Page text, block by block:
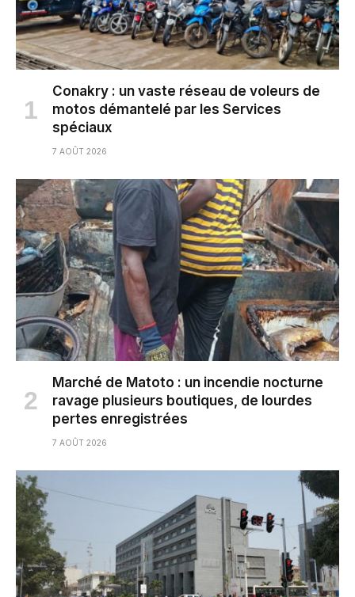
Conakry : un vaste réseau de voleurs de
motos démantelé par les Services
spéciaux
7 AOÛT 2026
Marché de Matoto : un incendie nocturne
ravage plusieurs boutiques, de lourdes
pertes enregistrées
7 AOÛT 2026